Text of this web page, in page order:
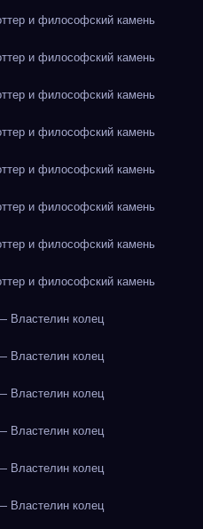
и философский камень
и философский камень
и философский камень
и философский камень
и философский камень
и философский камень
и философский камень
и философский камень
Властелин колец
Властелин колец
Властелин колец
Властелин колец
Властелин колец
Властелин колец